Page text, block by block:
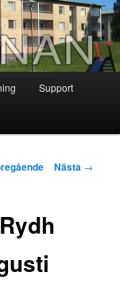
Support
Nästa →